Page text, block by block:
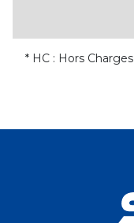
* HC : Hors Charges